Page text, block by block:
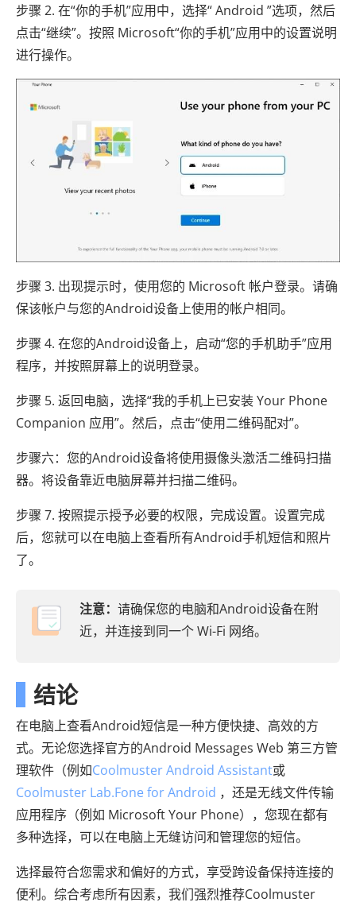
步骤 2. 在“你的手机”应用中，选择“ Android ”选项，然后
点击“继续”。按照 Microsoft“你的手机”应用中的设置说明
进行操作。
步骤 3. 出现提示时，使用您的 Microsoft 帐户登录。请确
保该帐户与您的Android设备上使用的帐户相同。
步骤 4. 在您​​的Android设备上，启动“您的手机助手”应用
程序，并按照屏幕上的说明登录。
步骤 5. 返回电脑，选择“我的手机上已安装 Your Phone
Companion 应用”。然后，点击“使用二维码配对”。
步骤六：您的Android设备将使用摄像头激活二维码扫描
器。将设备靠近电脑屏幕并扫描二维码。
步骤 7. 按照提示授予必要的权限，完成设置。设置完成
后，您就可以在电脑上查看所有Android手机短信和照片
了。
注意： 请确保您的电脑和Android设备在附
近，并连接到同一个 Wi-Fi 网络。
结论
在电脑上查看Android短信是一种方便快捷、高效的方
式。无论您选择官方的Android Messages Web 第三方管
理软件（例如Coolmuster Android Assistant或
Coolmuster Lab.Fone for Android ，还是无线文件传输
应用程序（例如 Microsoft Your Phone），您现在都有
多种选择，可以在电脑上无缝访问和管理您的短信。
选择最符合您需求和偏好的方式，享受跨设备保持连接的
便利。综合考虑所有因素，我们强烈推荐Coolmuster